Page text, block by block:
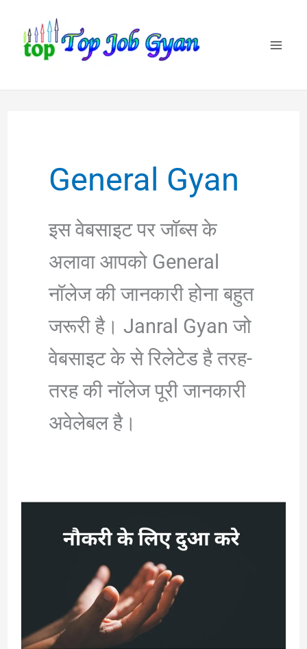
content
General Gyan
इस वेबसाइट पर जॉब्स के
अलावा आपको General
नॉलेज की जानकारी होना बहुत
जरूरी है। Janral Gyan जो
वेबसाइट के से रिलेटेड है तरह-
तरह की नॉलेज पूरी जानकारी
अवेलेबल है।